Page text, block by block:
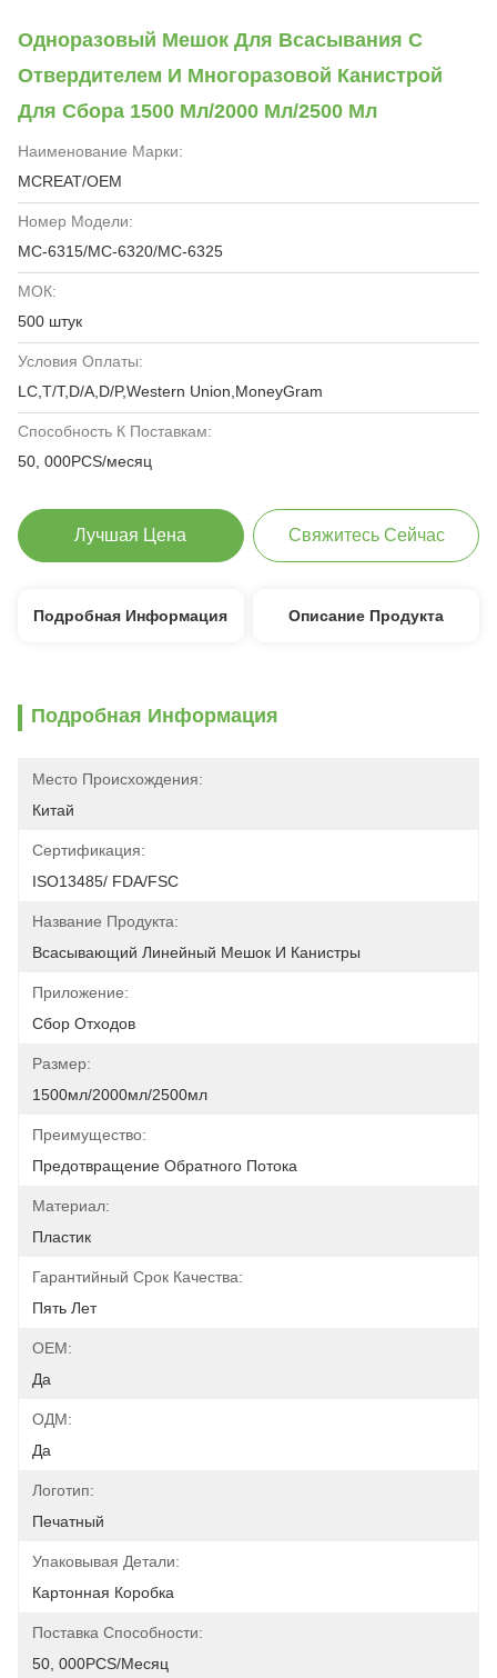
Одноразовый Мешок Для Всасывания С
Отвердителем И Многоразовой Канистрой
Для Сбора 1500 Мл/2000 Мл/2500 Мл
Наименование Марки:
MCREAT/OEM
Номер Модели:
MC-6315/MC-6320/MC-6325
МОК:
500 штук
Условия Оплаты:
LC,T/T,D/A,D/P,Western Union,MoneyGram
Способность К Поставкам:
50, 000PCS/месяц
Лучшая Цена Свяжитесь Сейчас
Подробная Информация Описание Продукта
Подробная Информация
Место Происхождения:
Китай
Сертификация:
ISO13485/ FDA/FSC
Название Продукта:
Всасывающий Линейный Мешок И Канистры
Приложение:
Сбор Отходов
Размер:
1500мл/2000мл/2500мл
Преимущество:
Предотвращение Обратного Потока
Материал:
Пластик
Гарантийный Срок Качества:
Пять Лет
OEM:
Да
ОДМ:
Да
Логотип:
Печатный
Упаковывая Детали:
Картонная Коробка
Поставка Способности:
50, 000PCS/месяц